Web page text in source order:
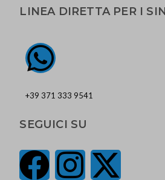
LINEA DIRETTA PER I
+39 371 333 9541
SEGUICI SU